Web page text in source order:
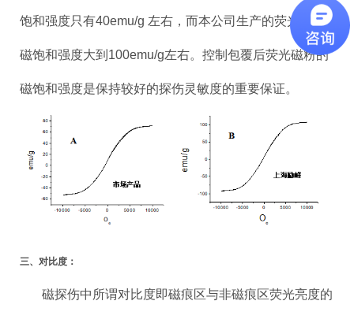
饱和强度只有40emu/g 左右，而本公司生产的荧光磁粉
磁饱和强度大到100emu/g左右。控制包覆后荧光磁粉的
磁饱和强度是保持较好的探伤灵敏度的重要保证。
三、对比度：
磁探伤中所谓对比度即磁痕区与非磁痕区荧光亮度的